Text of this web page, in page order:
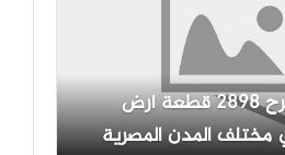
تفاصيل وأماكن طرح 2898 قطعة أرض
المدن المصرية